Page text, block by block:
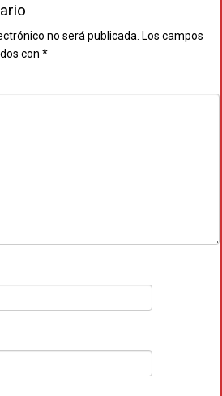
no será publicada. Los campos
con *